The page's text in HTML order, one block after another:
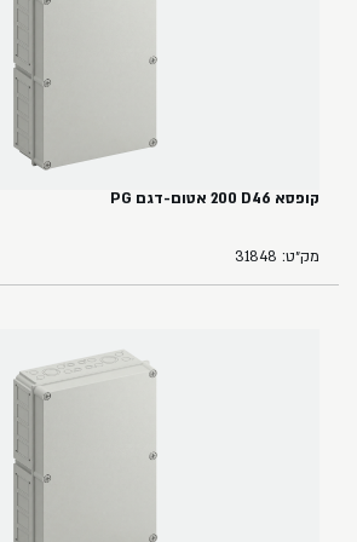
קופסא ‏46‏D‏ ‏200 אטום-דגם PG
מק״ט: 31848